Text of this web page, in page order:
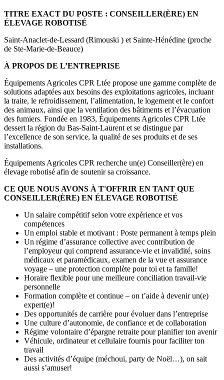
TITRE EXACT DU POSTE : CONSEILLER(ÈRE) EN
ÉLEVAGE ROBOTISÉ
Saint-Anaclet-de-Lessard (Rimouski ) et Sainte-Hénédine (proche
de Ste-Marie-de-Beauce)
À PROPOS DE L’ENTREPRISE
Équipements Agricoles CPR Ltée propose une gamme complète de
solutions adaptées aux besoins des exploitations agricoles, incluant
la traite, le refroidissement, l’alimentation, le logement et le confort
des animaux, ainsi que la ventilation des bâtiments et l’évacuation
des fumiers. Fondée en 1983, Équipements Agricoles CPR Ltée
dessert la région du Bas-Saint-Laurent et se distingue par
l’excellence de son service, la qualité de ses produits et de ses
installations.
Équipements Agricoles CPR recherche un(e) Conseiller(ère) en
élevage robotisé afin de soutenir sa croissance.
CE QUE NOUS AVONS À T'OFFRIR EN TANT QUE
CONSEILLER(ÈRE) EN ÉLEVAGE ROBOTISÉ
Un salaire compétitif selon votre expérience et vos
compétences
Un emploi stable et motivant : Poste permanent à temps plein
Un régime d’assurance collective avec contribution de
l’employeur qui comprend assurance-vie et invalidité, soins
médicaux et paramédicaux, examen de la vue et assurance
voyage – une protection complète pour toi et ta famille!
Horaire flexible pour une meilleure conciliation travail-vie
personnelle
Formation complète et continue – on t’aide à devenir un(e)
expert(e)!
Des opportunités de carrière pour évoluer dans l’entreprise
Une culture d’autonomie, de confiance et de collaboration
Régime volontaire d’épargne retraite pour planifier ton avenir
Véhicule, ordinateur et cellulaire fournis pour faciliter ton
travail
Des activités d’équipe (méchoui, party de Noël…), on sait
aussi s’amuser!